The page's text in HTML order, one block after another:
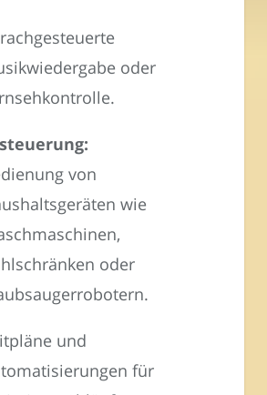
oder
von
wie
oder
und
für